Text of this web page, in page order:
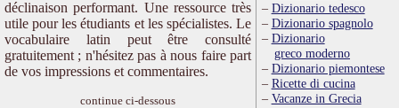
déclinaison performant. Une ressource très
utile pour les étudiants et les spécialistes. Le
vocabulaire latin peut être consulté
gratuitement ; n'hésitez pas à nous faire part
de vos impressions et commentaires.
continue ci-dessous
Dizionario tedesco
Dizionario spagnolo
Dizionario
greco moderno
Dizionario piemontese
Ricette di cucina
Vacanze in Grecia